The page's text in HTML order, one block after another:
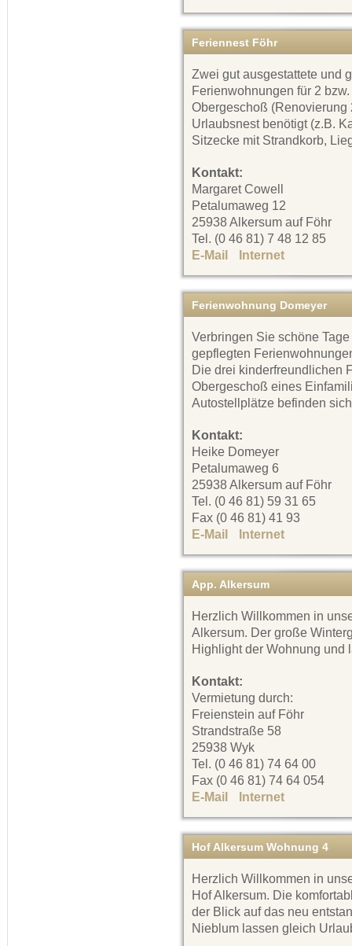
Feriennest Föhr
Zwei gut ausgestattete und
Ferienwohnungen für 2
Obergeschoß (Renovierung
Urlaubsnest benötigt (z.B.
Sitzecke mit Strandkorb,
Kontakt:
Margaret Cowell
Petalumaweg 12
25938 Alkersum auf Föhr
Tel. (0 46 81) 7 48 12 85
E-Mail
Internet
Ferienwohnung Domeyer
Verbringen Sie schöne
gepflegten
Die drei kinderfreundlichen
Obergeschoß eines
Autostellplätze befinden
Kontakt:
Heike Domeyer
Petalumaweg 6
25938 Alkersum auf Föhr
Tel. (0 46 81) 59 31 65
Fax (0 46 81) 41 93
E-Mail
Internet
App. Alkersum
Herzlich Willkommen in
Alkersum. Der große
Highlight der Wohnung und
Kontakt:
Vermietung durch:
Freienstein auf Föhr
Strandstraße 58
25938 Wyk
Tel. (0 46 81) 74 64 00
Fax (0 46 81) 74 64 054
E-Mail
Internet
Hof Alkersum Wohnung 4
Herzlich Willkommen in
Hof Alkersum. Die
der Blick auf das neu
Nieblum lassen gleich